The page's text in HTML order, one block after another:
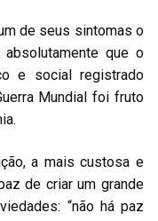
de seus sintomas o
absolutamente que o
e social registrado
Mundial foi fruto
a mais custosa e
de criar um grande
“não há paz